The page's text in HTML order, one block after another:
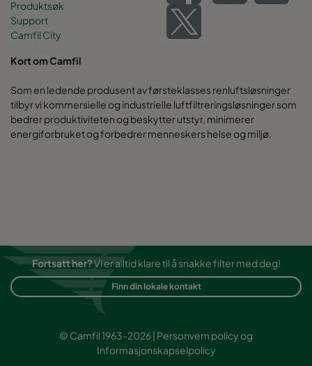
Produktsøk
Support
Camfil City
Kort om Camfil
Som en ledende produsent av førsteklasses renluftsløsninger
tilbyr vi kommersielle og industrielle luftfiltreringsløsninger som
bedrer produktiviteten og beskytter utstyr, minimerer
energiforbruket og forbedrer menneskers helse og miljø.
Fortsatt her?Vi er alltid klare til å snakke filter med deg!
Finn din lokale kontakt
© Camfil 1963-2026 | Personvern policyog
Informasjonskapselpolicy